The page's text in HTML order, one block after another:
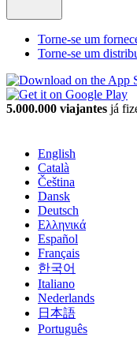
Torne-se um
Torne-se um
5.000.000 viajantes já
English
Català
Čeština
Dansk
Deutsch
Ελληνικά
Español
Français
한국어
Italiano
Nederlands
日本語
Português